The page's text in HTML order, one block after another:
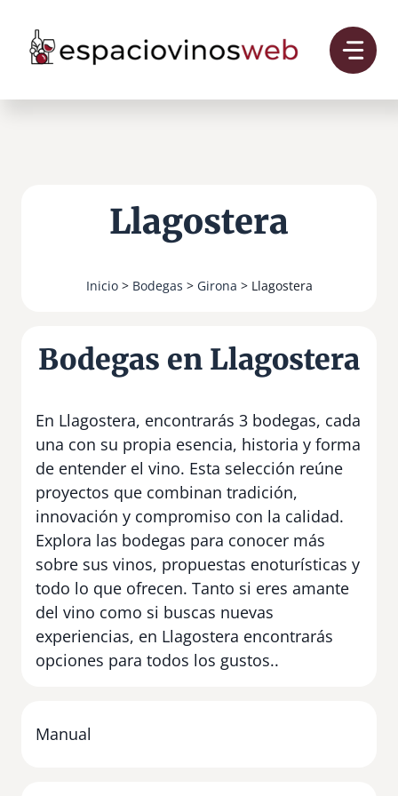
contenido
Llagostera
Inicio> Bodegas > Girona > Llagostera
Bodegas en Llagostera
En Llagostera, encontrarás 3 bodegas, cada
una con su propia esencia, historia y forma
de entender el vino. Esta selección reúne
proyectos que combinan tradición,
innovación y compromiso con la calidad.
Explora las bodegas para conocer más
sobre sus vinos, propuestas enoturísticas y
todo lo que ofrecen. Tanto si eres amante
del vino como si buscas nuevas
experiencias, en Llagostera encontrarás
opciones para todos los gustos..
Manual